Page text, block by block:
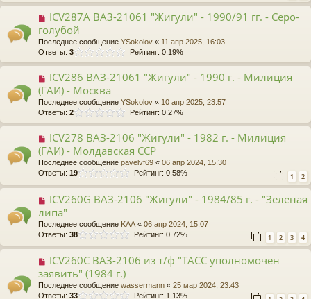
ICV287A ВАЗ-21061 "Жигули" - 1990/91 гг. - Серо-
голубой
Последнее сообщение YSokolov « 11 апр 2025, 16:03
Ответы: 3 Рейтинг: 0.19%
ICV286 ВАЗ-21061 "Жигули" - 1990 г. - Милиция
(ГАИ) - Москва
Последнее сообщение YSokolov « 10 апр 2025, 23:57
Ответы: 2 Рейтинг: 0.27%
ICV278 ВАЗ-2106 "Жигули" - 1982 г. - Милиция
(ГАИ) - Молдавская ССР
Последнее сообщение pavelvf69 « 06 апр 2024, 15:30
Ответы: 19 1 2
Рейтинг: 0.58%
ICV260G ВАЗ-2106 "Жигули" - 1984/85 г. - "Зеленая
липа"
Последнее сообщение KAA « 06 апр 2024, 15:07
Ответы: 38 1 2 3 4
Рейтинг: 0.72%
ICV260С ВАЗ-2106 из т/ф "ТАСС уполномочен
заявить" (1984 г.)
Последнее сообщение wassermann « 25 мар 2024, 23:43
Ответы: 33
Рейтинг: 1.13%